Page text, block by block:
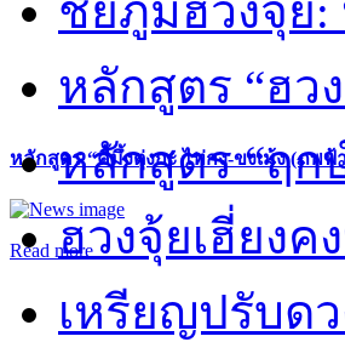
หลักสูตร “คี้มึ้งตุ่งกะ ไท่กง-ขงเม้ง (ภพฟ้
Read more
ชัยภูมิฮวงจุ้ย:
หลักสูตร “ฮว
หลักสูตร “ฤก
ฮวงจุ้ยเฮี่ยงค
เหรียญปรับด